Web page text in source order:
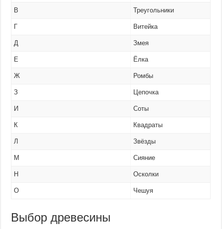
В Треугольники
Г Витейка
Д Змея
Е Ёлка
Ж Ромбы
З Цепочка
И Соты
К Квадраты
Л Звёзды
М Сияние
Н Осколки
О Чешуя
Выбор древесины